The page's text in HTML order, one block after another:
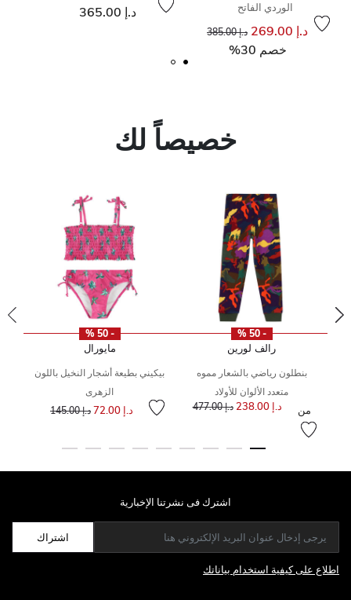
سعر مخفض من
الوردي الفاتح
د.إ 269.00 سعر مخفض مند.إ 385.00 إلى
خصم 30%
د.إ 365.00
خصيصاً لك
سعر مخفض من
إلى
- 50 %
رالف لورين
بنطلون رياضي بالشعار مموه
متعدد الألوان للأولاد
من د.إ 238.00 د.إ 477.00
- 50 %
مايورال
بيكيني بطيعة أشجار النخيل باللون
الزهرى
د.إ 72.00 د.إ 145.00
اشترك فى نشرتنا الإخبارية
اشتراك
اطلاع على كيفية استخدام بياناتك